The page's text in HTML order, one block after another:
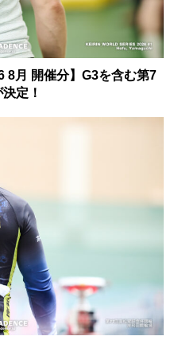
8月 開催分】G3を含む第7
定！